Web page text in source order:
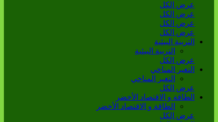
عرض الكل
عرض الكل
عرض الكل
عرض الكل
التربية البيئية
التربية البيئية
عرض الكل
التغير المناخي
التغير المناخي
عرض الكل
الطاقة و الاقتصاد الأخضر
الطاقة و الاقتصاد الأخضر
عرض الكل